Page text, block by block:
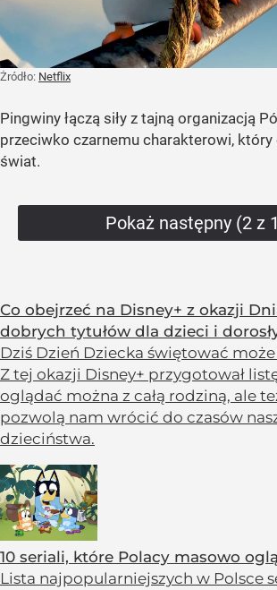
Żródło: Netflix
Pingwiny łączą siły z tajną organizacją
przeciwko czarnemu charakterowi, który
świat.
Pokaż następny (2 z
Co obejrzeć na Disney+ z okazji
dobrych tytułów dla dzieci i
Dziś Dzień Dziecka świętować może
Z tej okazji Disney+ przygotował
oglądać można z całą rodziną, ale
pozwolą nam wrócić do czasów
dzieciństwa.
10 seriali, które Polacy masowo
Lista najpopularniejszych w Polsce